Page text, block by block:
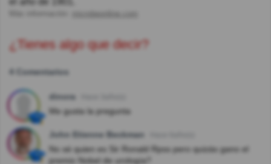
microbeonline.com
¿Tienes algo que decir?
4 Comentarios
dinora
Me gusta la pregunta
John Etienne Beckman
No sé quien es Sir Ronald Rpss pero quizás gano el
premio Nobel de urología?